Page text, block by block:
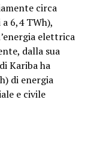
circa
6,4 TWh),
elettrica
dalla sua
Kariba ha
di energia
e civile